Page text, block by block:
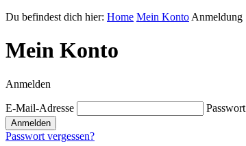
Du befindest dich hier: Home Mein Konto Anmeldung
Mein Konto
Anmelden
E-Mail-Adresse Passwort
Anmelden
Passwort vergessen?